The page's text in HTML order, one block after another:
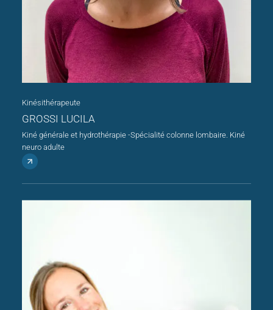
Kinésithérapeute
GROSSI LUCILA
Kiné générale et hydrothérapie -Spécialité colonne lombaire. Kiné
neuro adulte